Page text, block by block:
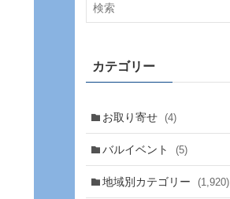
カテゴリー
お取り寄せ (4)
バルイベント (5)
地域別カテゴリー (1,920)